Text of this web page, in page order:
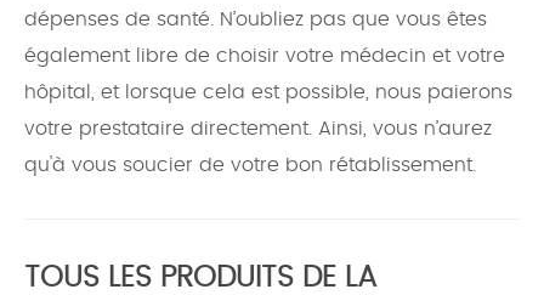
dépenses de santé. N’oubliez pas que vous êtes
également libre de choisir votre médecin et votre
hôpital, et lorsque cela est possible, nous paierons
votre prestataire directement. Ainsi, vous n’aurez
qu'à vous soucier de votre bon rétablissement.
TOUS LES PRODUITS DE LA